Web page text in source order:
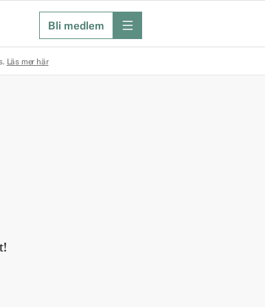
Bli medlem meny
Läs mer här